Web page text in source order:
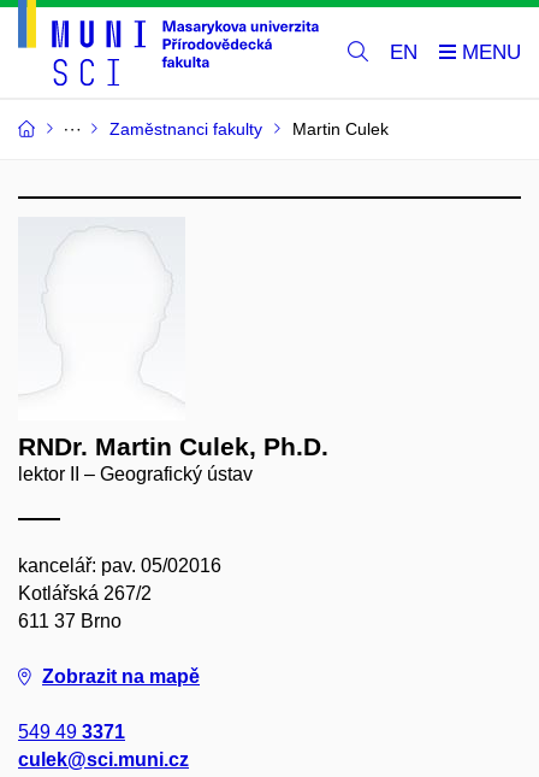
EN
Zaměstnanci fakulty Martin Culek
RNDr. Martin Culek, Ph.D.
lektor II – Geografický ústav
kancelář: pav. 05/02016
Kotlářská 267/2
611 37 Brno
Zobrazit na mapě
549 49 3371
culek@sci.muni.cz